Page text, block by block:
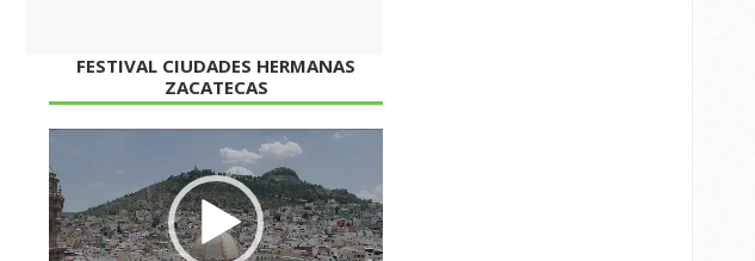
FESTIVAL CIUDADES HERMANAS
ZACATECAS
de
vídeo